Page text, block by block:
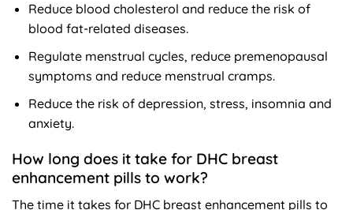
Reduce blood cholesterol and reduce the risk of
blood fat-related diseases.
Regulate menstrual cycles, reduce premenopausal
symptoms and reduce menstrual cramps.
Reduce the risk of depression, stress, insomnia and
anxiety.
How long does it take for DHC breast
enhancement pills to work?
The time it takes for DHC breast enhancement pills to